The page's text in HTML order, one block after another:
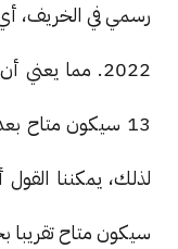
رسمي في الخريف، أي
2022. مما
سيكون متاح تقريبا